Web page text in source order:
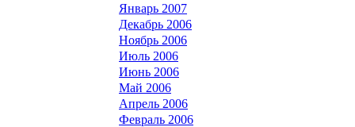
Январь 2007
Декабрь 2006
Ноябрь 2006
Июль 2006
Июнь 2006
Май 2006
Апрель 2006
Февраль 2006